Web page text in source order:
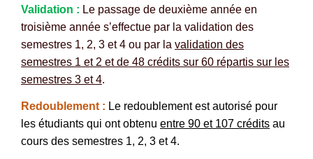
Validation : Le passage de deuxième année en
troisième année s’effectue par la validation des
semestres 1, 2, 3 et 4 ou par la validation des
semestres 1 et 2 et de 48 crédits sur 60 répartis sur les
semestres 3 et 4.
Redoublement : Le redoublement est autorisé pour
les étudiants qui ont obtenu entre 90 et 107 crédits au
cours des semestres 1, 2, 3 et 4.